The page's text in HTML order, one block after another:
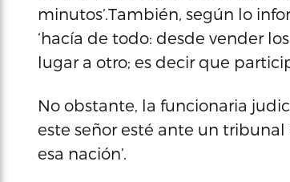
minutos’.También, según lo
‘hacía de todo: desde vender
lugar a otro; es decir que
No obstante, la funcionaria
este señor esté ante un
esa nación’.